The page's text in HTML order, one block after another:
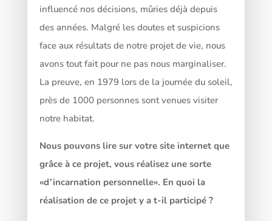
influencé nos décisions, mûries déjà depuis
des années. Malgré les doutes et suspicions
face aux résultats de notre projet de vie, nous
avons tout fait pour ne pas nous marginaliser.
La preuve, en 1979 lors de la journée du soleil,
près de 1000 personnes sont venues visiter
notre habitat.
Nous pouvons lire sur votre site internet que
grâce à ce projet, vous réalisez une sorte
«d’incarnation personnelle». En quoi la
réalisation de ce projet y a t-il participé ?